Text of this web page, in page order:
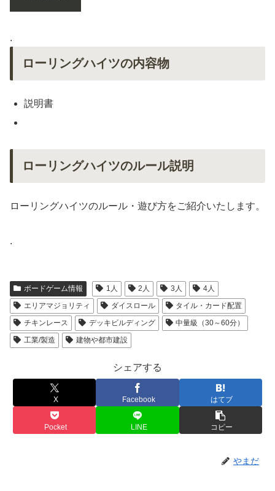
.
ローリングハイツの内容物
説明書
ローリングハイツのルール説明
ローリングハイツのルール・遊び方をご紹介いたします。
.
ボードゲーム情報 1人 2人 3人
4人
エリアマジョリティ
ダイスロール
タイル・カード配置
チキンレース
デッキビルディング
中量級（30～60分）
工業/製造
建物や都市建設
シェアする
X Facebook はてブ
Pocket LINE コピー
やまだ